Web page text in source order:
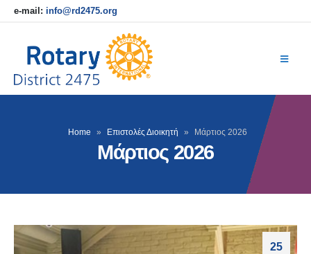
e-mail: info@rd2475.org
Home » Επιστολές Διοικητή » Μάρτιος 2026
Μάρτιος 2026
25